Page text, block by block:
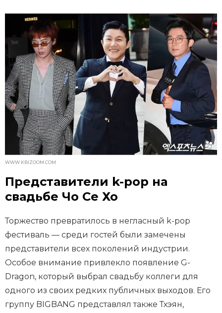
WWW.KBIZOOM.COM
Представители k-pop на
свадьбе Чо Се Хо
Торжество превратилось в негласный k-pop
фестиваль — среди гостей были замечены
представители всех поколений индустрии.
Особое внимание привлекло появление G-
Dragon, который выбрал свадьбу коллеги для
одного из своих редких публичных выходов. Его
группу BIGBANG представлял также Тхэян,